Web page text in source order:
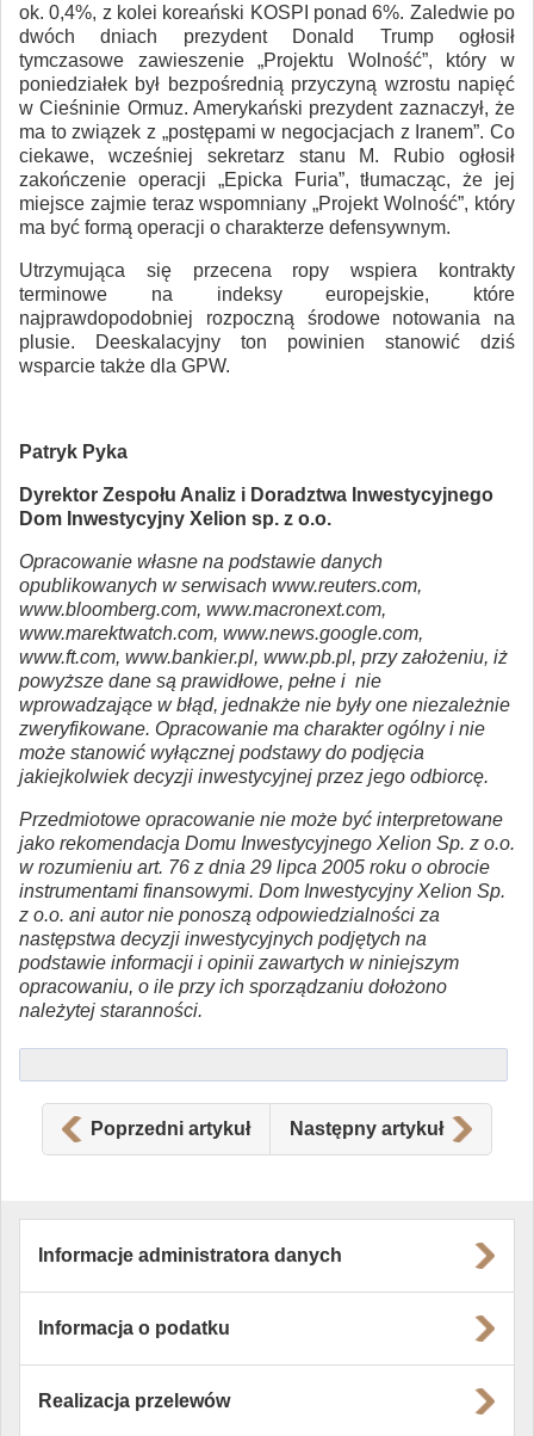
ok. 0,4%, z kolei koreański KOSPI ponad 6%. Zaledwie po
dwóch dniach prezydent Donald Trump ogłosił
tymczasowe zawieszenie „Projektu Wolność”, który w
poniedziałek był bezpośrednią przyczyną wzrostu napięć
w Cieśninie Ormuz. Amerykański prezydent zaznaczył, że
ma to związek z „postępami w negocjacjach z Iranem”. Co
ciekawe, wcześniej sekretarz stanu M. Rubio ogłosił
zakończenie operacji „Epicka Furia”, tłumacząc, że jej
miejsce zajmie teraz wspomniany „Projekt Wolność”, który
ma być formą operacji o charakterze defensywnym.
Utrzymująca się przecena ropy wspiera kontrakty
terminowe na indeksy europejskie, które
najprawdopodobniej rozpoczną środowe notowania na
plusie. Deeskalacyjny ton powinien stanowić dziś
wsparcie także dla GPW.
Patryk Pyka
Dyrektor Zespołu Analiz i Doradztwa Inwestycyjnego
Dom Inwestycyjny Xelion sp. z o.o.
Opracowanie własne na podstawie danych
opublikowanych w serwisach www.reuters.com,
www.bloomberg.com, www.macronext.com,
www.marektwatch.com, www.news.google.com,
www.ft.com, www.bankier.pl, www.pb.pl, przy założeniu, iż
powyższe dane są prawidłowe, pełne i nie
wprowadzające w błąd, jednakże nie były one niezależnie
zweryfikowane. Opracowanie ma charakter ogólny i nie
może stanowić wyłącznej podstawy do podjęcia
jakiejkolwiek decyzji inwestycyjnej przez jego odbiorcę.
Przedmiotowe opracowanie nie może być interpretowane
jako rekomendacja Domu Inwestycyjnego Xelion Sp. z o.o.
w rozumieniu art. 76 z dnia 29 lipca 2005 roku o obrocie
instrumentami finansowymi. Dom Inwestycyjny Xelion Sp.
z o.o. ani autor nie ponoszą odpowiedzialności za
następstwa decyzji inwestycyjnych podjętych na
podstawie informacji i opinii zawartych w niniejszym
opracowaniu, o ile przy ich sporządzaniu dołożono
należytej staranności.
Poprzedni artykuł Następny artykuł
Informacje administratora danych
Informacja o podatku
Realizacja przelewów